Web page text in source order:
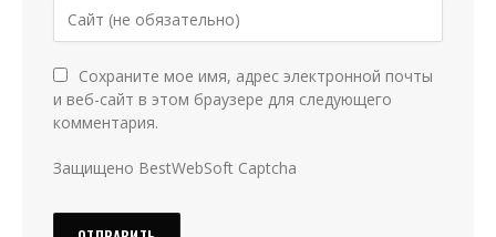
Сохраните мое имя, адрес электронной почты
и веб-сайт в этом браузере для следующего
комментария.
Защищено BestWebSoft Captcha